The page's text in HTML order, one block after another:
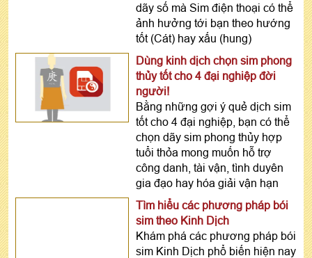
dãy số mà Sim điện thoại có thể
ảnh hưởng tới bạn theo hướng
tốt (Cát) hay xấu (hung)
Dùng kinh dịch chọn sim phong
thủy tốt cho 4 đại nghiệp đời
người!
Bằng những gợi ý quẻ dịch sim
tốt cho 4 đại nghiệp, bạn có thể
chọn dãy sim phong thủy hợp
tuổi thỏa mong muốn hỗ trợ
công danh, tài vận, tình duyên
gia đạo hay hóa giải vận hạn
Tìm hiểu các phương pháp bói
sim theo Kinh Dịch
Khám phá các phương pháp bói
sim Kinh Dịch phổ biến hiện nay